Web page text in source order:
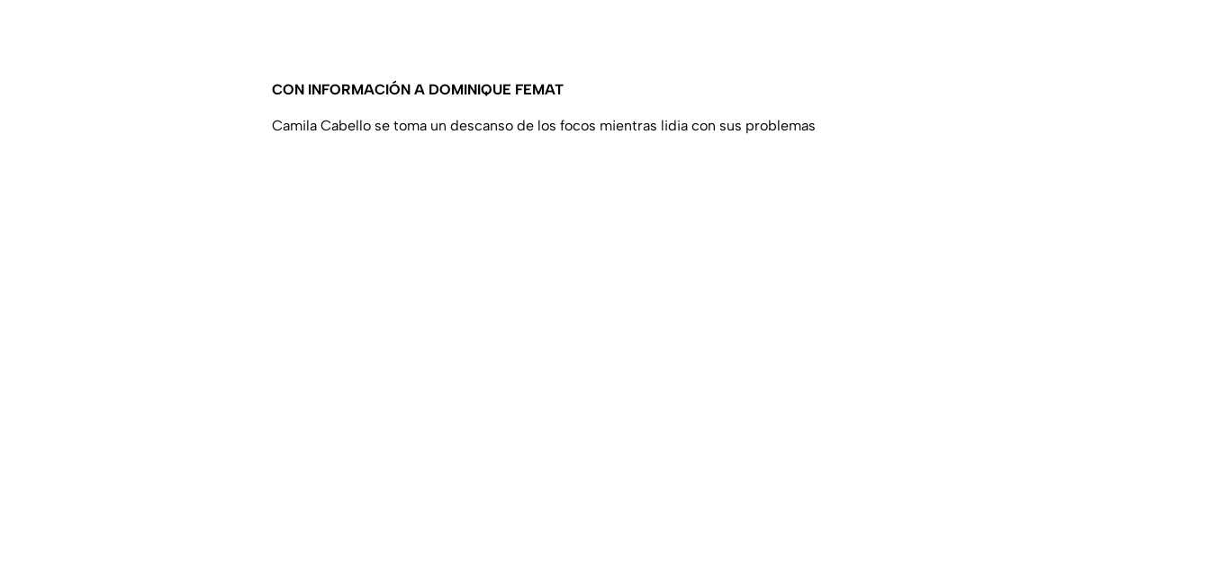
CON INFORMACIÓN A DOMINIQUE FEMAT
Camila Cabello se toma un descanso de los focos mientras lidia con sus problemas